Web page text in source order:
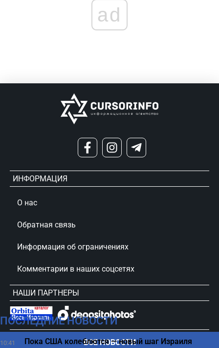
ПОСЛЕДНИЕ НОВОСТИ
10:41
Пока США колеблются — новый шаг Израиля
ВСЕ НОВОСТИ
ad
ИНФОРМАЦИЯ
О нас
Обратная связь
Информация об ограничениях
Комментарии в наших соцсетях
НАШИ ПАРТНЕРЫ
сursorinfo.co.il © Все права защищены